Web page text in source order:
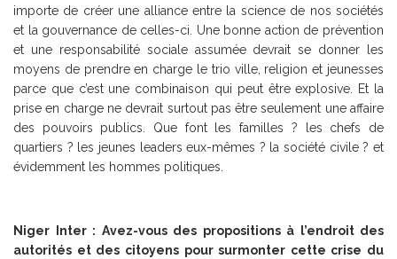
importe de créer une alliance entre la science de nos sociétés
et la gouvernance de celles-ci. Une bonne action de prévention
et une responsabilité sociale assumée devrait se donner les
moyens de prendre en charge le trio ville, religion et jeunesses
parce que c’est une combinaison qui peut être explosive. Et la
prise en charge ne devrait surtout pas être seulement une affaire
des pouvoirs publics. Que font les familles ? les chefs de
quartiers ? les jeunes leaders eux-mêmes ? la société civile ? et
évidemment les hommes politiques.
Niger Inter : Avez-vous des propositions à l’endroit des
autorités et des citoyens pour surmonter cette crise du